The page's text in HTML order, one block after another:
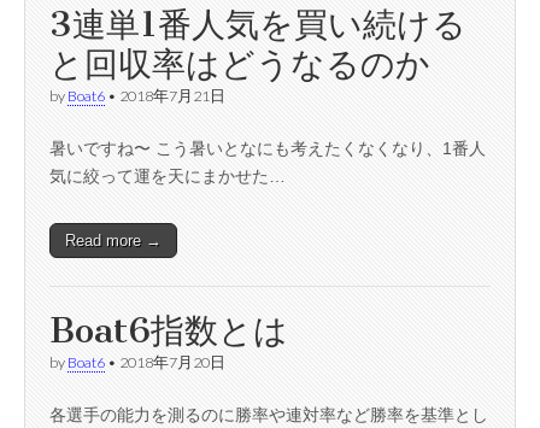
3連単1番人気を買い続ける
と回収率はどうなるのか
by Boat6 • 2018年7月21日
暑いですね〜 こう暑いとなにも考えたくなくなり、1番人
気に絞って運を天にまかせた…
Read more →
Boat6指数とは
by Boat6 • 2018年7月20日
各選手の能力を測るのに勝率や連対率など勝率を基準とし